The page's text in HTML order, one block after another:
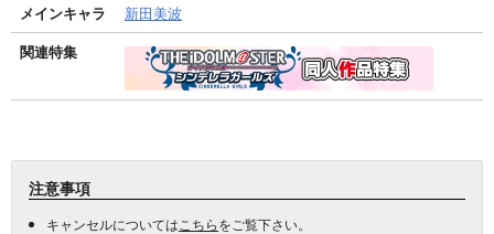
メインキャラ
新田美波
関連特集
注意事項
キャンセルについては こちらをご覧下さい。